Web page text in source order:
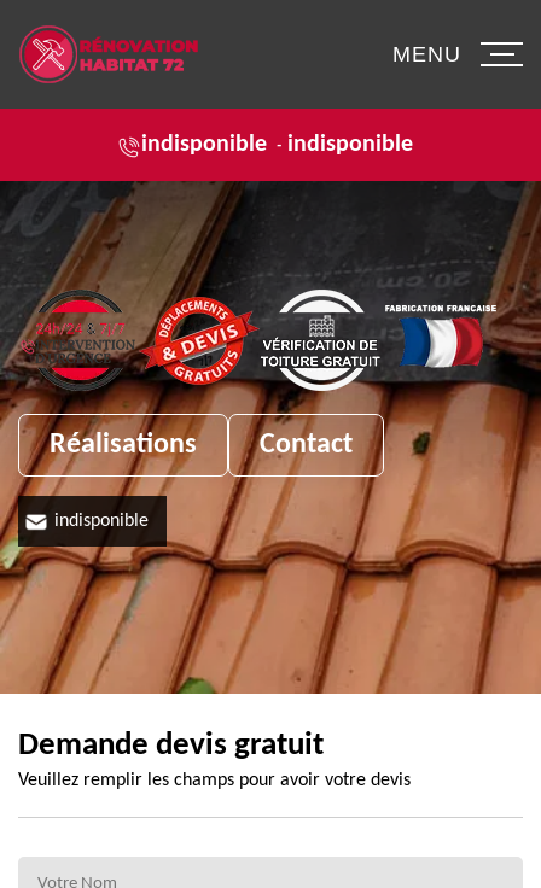
indisponible - indisponible
MENU
Réalisations Contact
indisponible
Demande devis gratuit
Veuillez remplir les champs pour avoir votre devis